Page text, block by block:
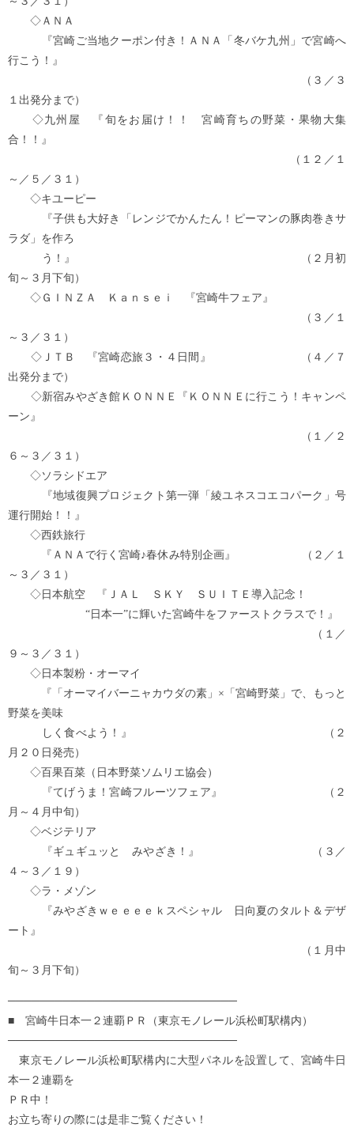
◇ＡＮＡ
『宮崎ご当地クーポン付き！ＡＮＡ「冬バケ九州」で宮崎へ
行こう！』
（３／３
１出発分まで）
◇九州屋 『旬をお届け！！ 宮崎育ちの野菜・果物大集
合！！』
（１２／１
～／５／３１）
◇キユーピー
『子供も大好き「レンジでかんたん！ピーマンの豚肉巻きサ
ラダ」を作ろ
う！』 （２月初
旬～３月下旬）
◇ＧＩＮＺＡ Ｋａｎｓｅｉ 『宮崎牛フェア』
（３／１
～３／３１）
◇ＪＴＢ 『宮崎恋旅３・４日間』 （４／７
出発分まで）
◇新宿みやざき館ＫＯＮＮＥ『ＫＯＮＮＥに行こう！キャンペ
ーン』
（１／２
６～３／３１）
◇ソラシドエア
『地域復興プロジェクト第一弾「綾ユネスコエコパーク」号
運行開始！！』
◇西鉄旅行
『ＡＮＡで行く宮崎♪春休み特別企画』 （２／１
～３／３１）
◇日本航空 『ＪＡＬ ＳＫＹ ＳＵＩＴＥ導入記念！
“日本一”に輝いた宮崎牛をファーストクラスで！』
（１／
９～３／３１）
◇日本製粉・オーマイ
『「オーマイバーニャカウダの素」×「宮崎野菜」で、もっと
野菜を美味
しく食べよう！』 （２
月２０日発売）
◇百果百菜（日本野菜ソムリエ協会）
『てげうま！宮崎フルーツフェア』 （２
月～４月中旬）
◇ベジテリア
『ギュギュッと みやざき！』 （３／
４～３／１９）
◇ラ・メゾン
『みやざきｗｅｅｅｅｋスペシャル 日向夏のタルト＆デザ
ート』
（１月中
旬～３月下旬）
─────────────────────────────
■ 宮崎牛日本一２連覇ＰＲ（東京モノレール浜松町駅構内）
─────────────────────────────
東京モノレール浜松町駅構内に大型パネルを設置して、宮崎牛日
本一２連覇を
ＰＲ中！
お立ち寄りの際には是非ご覧ください！